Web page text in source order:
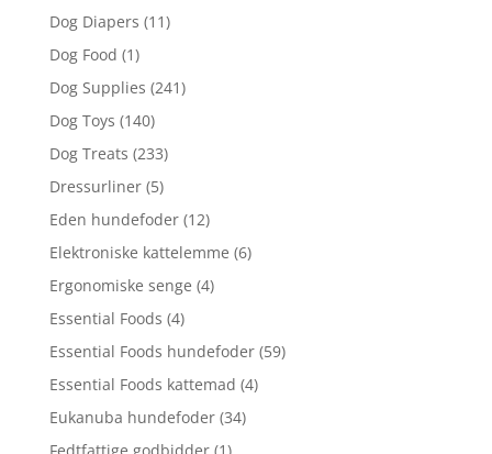
Dog Diapers (11)
Dog Food (1)
Dog Supplies (241)
Dog Toys (140)
Dog Treats (233)
Dressurliner (5)
Eden hundefoder (12)
Elektroniske kattelemme (6)
Ergonomiske senge (4)
Essential Foods (4)
Essential Foods hundefoder (59)
Essential Foods kattemad (4)
Eukanuba hundefoder (34)